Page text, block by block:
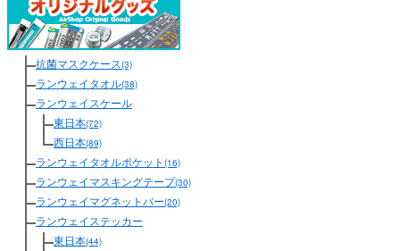
抗菌マスクケース(3)
ランウェイタオル(38)
ランウェイスケール
東日本(72)
西日本(89)
ランウェイタオルポケット (16)
ランウェイマスキングテープ(30)
ランウェイマグネットバー(20)
ランウェイステッカー
東日本(44)